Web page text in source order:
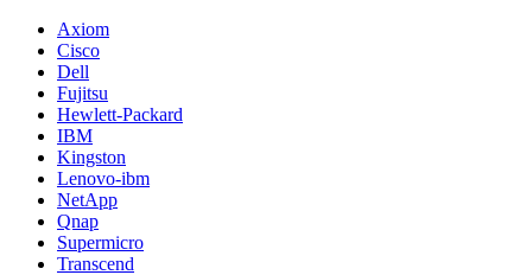
Axiom
Cisco
Dell
Fujitsu
Hewlett-Packard
IBM
Kingston
Lenovo-ibm
NetApp
Qnap
Supermicro
Transcend